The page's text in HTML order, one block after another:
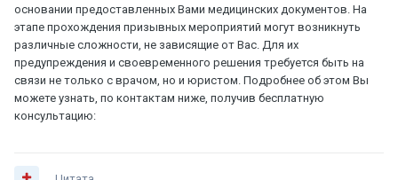
основании предоставленных Вами медицинских документов. На
этапе прохождения призывных мероприятий могут возникнуть
различные сложности, не зависящие от Вас. Для их
предупреждения и своевременного решения требуется быть на
связи не только с врачом, но и юристом. Подробнее об этом Вы
можете узнать, по контактам ниже, получив бесплатную
консультацию: